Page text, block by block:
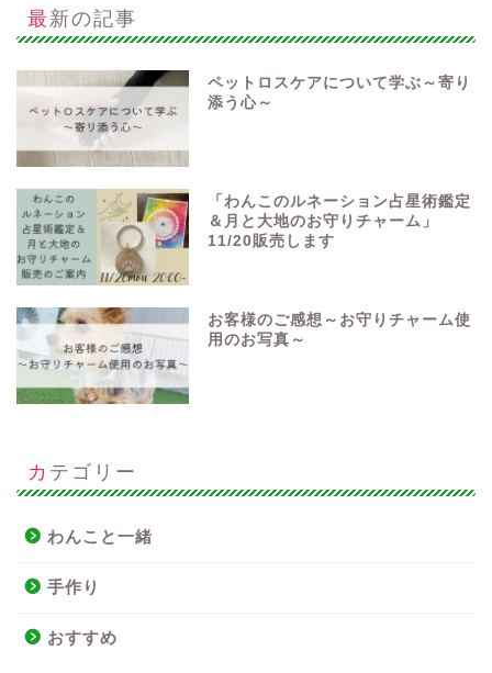
最新の記事
ペットロスケアについて学ぶ～寄り
添う心～
「わんこのルネーション占星術鑑定
＆月と大地のお守りチャーム」
11/20販売します
お客様のご感想～お守りチャーム使
用のお写真～
カテゴリー
わんこと一緒
手作り
おすすめ